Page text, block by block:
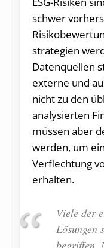
schwer
strategien
Datenquellen
externe und
nicht zu den
analysierten
müssen aber
werden, um
Verflechtung
erhalten.
Viele der
Lösungen